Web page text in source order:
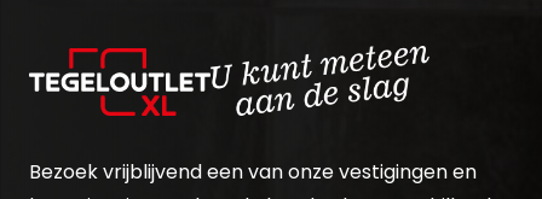
Bezoek vrijblijvend een van onze vestigingen en